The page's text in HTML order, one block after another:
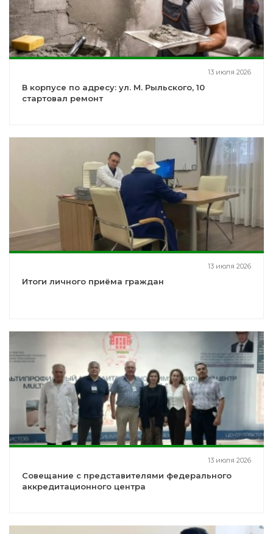
13 июля 2026
В корпусе по адресу: ул. М. Рыльского, 10
стартовал ремонт
13 июля 2026
Итоги личного приёма граждан
13 июля 2026
Совещание с представителями федерального
аккредитационного центра